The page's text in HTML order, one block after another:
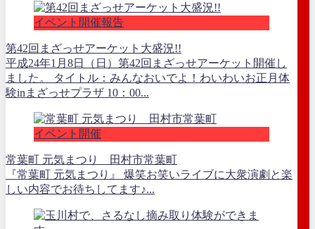
イベント開催報告
第42回まざっせアーケット大盛況!!
平成24年1月8日（日）第42回まざっせアーケット開催し
ました。 タイトル：みんなおいでよ！わいわいお正月体
験inまざっせプラザ 10：00...
イベント開催
常葉町 元気まつり 田村市常葉町
『常葉町 元気まつり』 爆笑お笑いライブに大衆演劇と楽
しい内容でお待ちしてます♪...